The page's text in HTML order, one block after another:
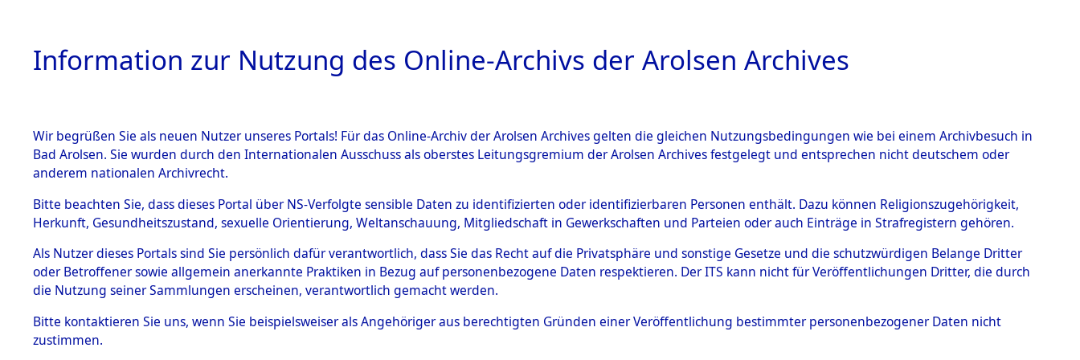
HOME BESTANDSBESCHREIBUNG ARCHIVALE ÜBERSICHT BILD
BESTÄNDE
Inhaftierungsdoku
mente
5. Verschiedenes
Todesmärsche
5.3.1 Alliierte
Ermittlungen zu den Orten Kemnath - Muschenried.→0003
(84604523)→0039 (84604562)
0039 (84604562)
Information zur Nutzung des Online-Archivs der Arolsen Archives
Wir begrüßen Sie als neuen Nutzer unseres Portals! Für das Online-Archiv der Arolsen Archives gelten die gleichen Nutzungsbedingungen wie bei einem Archivbesuch in
Bad Arolsen. Sie wurden durch den Internationalen Ausschuss als oberstes Leitungsgremium der Arolsen Archives festgelegt und entsprechen nicht deutschem oder
anderem nationalen Archivrecht.
Bitte beachten Sie, dass dieses Portal über NS-Verfolgte sensible Daten zu identifizierten oder identifizierbaren Personen enthält. Dazu können Religionszugehörigkeit,
Herkunft, Gesundheitszustand, sexuelle Orientierung, Weltanschauung, Mitgliedschaft in Gewerkschaften und Parteien oder auch Einträge in Strafregistern gehören.
Als Nutzer dieses Portals sind Sie persönlich dafür verantwortlich, dass Sie das Recht auf die Privatsphäre und sonstige Gesetze und die schutzwürdigen Belange Dritter
oder Betroffener sowie allgemein anerkannte Praktiken in Bezug auf personenbezogene Daten respektieren. Der ITS kann nicht für Veröffentlichungen Dritter, die durch
die Nutzung seiner Sammlungen erscheinen, verantwortlich gemacht werden.
Bitte kontaktieren Sie uns, wenn Sie beispielsweiser als Angehöriger aus berechtigten Gründen einer Veröffentlichung bestimmter personenbezogener Daten nicht
zustimmen.